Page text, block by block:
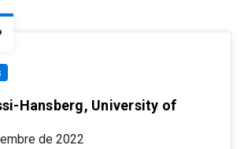
Hansberg, University of
de 2022